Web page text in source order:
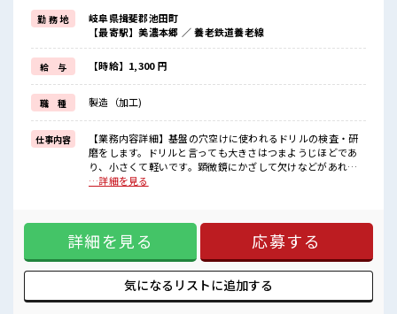
基本的に髪色自由で明るすぎたり奇抜でなければOKです！
(規定有)≪ラクラク制服アリ≫
制服があるので、
毎日の服装の悩み解消♪
≪未経験OKの仕事≫
新しいことにチャレンジするのは不安だけど、
しっかり働く環境が整っています！
イチからスキルUP・ステップUP目指していきましょう！
≪自分に向いている仕事が探せる≫
困った事などがあれば、
担当がしっかりサポートします！
■職場の雰囲気
モチベーションもUP！
休憩時間にゆっくりできるスペース完備！
ロッカーあり！
安心してお仕事に集中♪
勤 務 地
岐阜県揖斐郡池田町
【最寄駅】美濃本郷 ／ 養老鉄道養老線
給 与 【時給】1,300 円
職 種 製造（加工)
仕事内容
【業務内容詳細】基盤の穴空けに使われるドリルの検査・研
磨をします。ドリルと言っても大きさはつまようじほどであ
り、小さくて軽いです。顕微鏡にかざして欠けなどがあれ
ば、それを機械にセットし、削り加工を行います。座りでの
いすることもありますが、 残業はほとんどナシ！ ≪髪型自由
≫ 基本的に髪色自由で明るすぎたり奇抜でなければOKです！
(規定有)≪ラクラク制服アリ≫ 制服があるので、 毎日の服装
の悩み解消♪ ≪未経験OKの仕事≫ 新しいことにチャレンジ
するのは不安だけど、 しっかり働く環境が整っています！ イ
チからスキルUP・ステップUP目指していきましょう！ ≪自
…詳細を見る
詳細を見る 応募する
気になるリストに追加する